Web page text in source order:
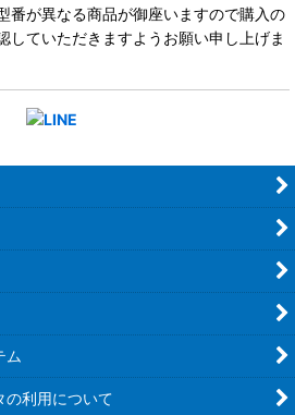
番が異なる商品が御座いますので購入の
していただきますようお願い申し上げま
ム
の利用について